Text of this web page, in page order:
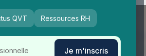
QVT Ressources RH
Je m'inscris